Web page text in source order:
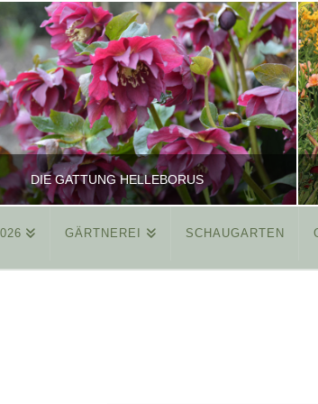
DIE GATTUNG HELLEBORUS
REINHARD
GÄRTNEREI SCHAUGARTEN